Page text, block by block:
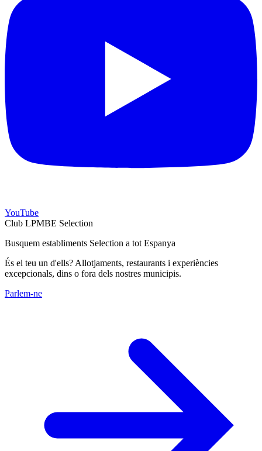
YouTube
Club LPMBE Selection
Busquem establiments Selection a tot Espanya
És el teu un d'ells? Allotjaments, restaurants i experiències
excepcionals, dins o fora dels nostres municipis.
Parlem-ne